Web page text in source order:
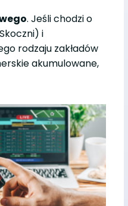
. Jeśli chodzi o
i
rodzaju zakładów
akumulowane,